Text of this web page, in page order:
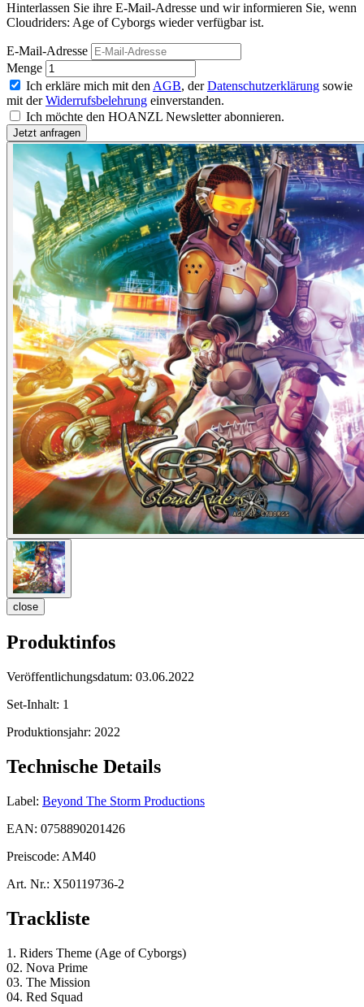
Hinterlassen Sie ihre E-Mail-Adresse und wir informieren Sie, wenn
Cloudriders: Age of Cyborgs wieder verfügbar ist.
E-Mail-Adresse
Menge
Ich erkläre mich mit den AGB, derDatenschutzerklärung sowie
mit derWiderrufsbelehrung einverstanden.
Ich möchte den HOANZL Newsletter abonnieren.
close
Produktinfos
Veröffentlichungsdatum: 03.06.2022
Set-Inhalt: 1
Produktionsjahr: 2022
Technische Details
Label: Beyond The Storm Productions
EAN: 0758890201426
Preiscode: AM40
Art. Nr.: X50119736-2
Trackliste
1. Riders Theme (Age of Cyborgs)
02. Nova Prime
03. The Mission
04. Red Squad